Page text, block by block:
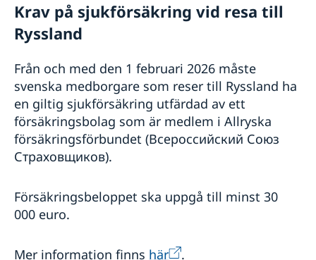
Krav på sjukförsäkring vid resa till
Ryssland
Från och med den 1 februari 2026 måste
svenska medborgare som reser till Ryssland ha
en giltig sjukförsäkring utfärdad av ett
försäkringsbolag som är medlem i Allryska
försäkringsförbundet (Всероссийский Союз
Страховщиков).
Försäkringsbeloppet ska uppgå till minst 30
000 euro.
Mer information finns här .